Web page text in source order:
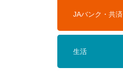
JAバンク・共済
生活